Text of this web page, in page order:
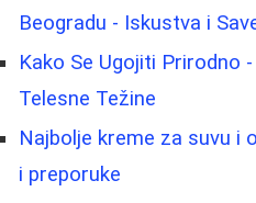
Beogradu - Iskustva i
Kako Se Ugojiti Prirodno
Telesne Težine
Najbolje kreme za suvu i
i preporuke